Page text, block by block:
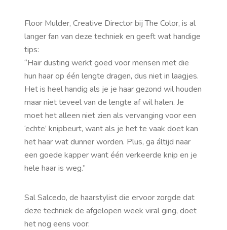
Floor Mulder, Creative Director bij The Color, is al
langer fan van deze techniek en geeft wat handige
tips:
“Hair dusting werkt goed voor mensen met die
hun haar op één lengte dragen, dus niet in laagjes.
Het is heel handig als je je haar gezond wil houden
maar niet teveel van de lengte af wil halen. Je
moet het alleen niet zien als vervanging voor een
‘echte’ knipbeurt, want als je het te vaak doet kan
het haar wat dunner worden. Plus, ga áltijd naar
een goede kapper want één verkeerde knip en je
hele haar is weg.”
Sal Salcedo, de haarstylist die ervoor zorgde dat
deze techniek de afgelopen week viral ging, doet
het nog eens voor: